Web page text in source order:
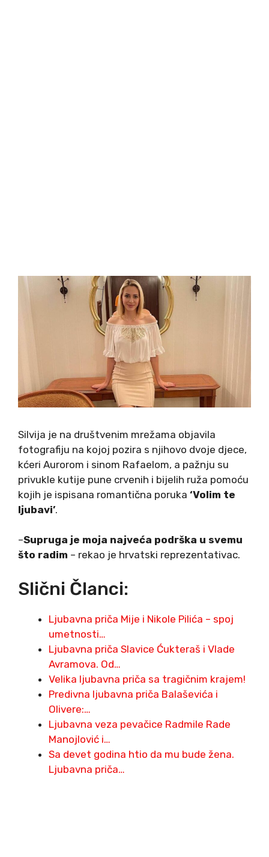
Silvija je na društvenim mrežama objavila
fotografiju na kojoj pozira s njihovo dvoje djece,
kćeri Aurorom i sinom Rafaelom, a pažnju su
privukle kutije pune crvenih i bijelih ruža pomoću
kojih je ispisana romantična poruka ‘Volim te
ljubavi’.
–Supruga je moja najveća podrška u svemu
što radim – rekao je hrvatski reprezentativac.
Slični Članci:
Ljubavna priča Mije i Nikole Pilića – spoj
umetnosti…
Ljubavna priča Slavice Ćukteraš i Vlade
Avramova. Od…
Velika ljubavna priča sa tragičnim krajem!
Predivna ljubavna priča Balaševića i
Olivere:…
Ljubavna veza pevačice Radmile Rade
Manojlović i…
Sa devet godina htio da mu bude žena.
Ljubavna priča…